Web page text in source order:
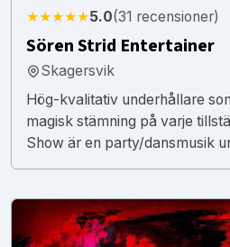
★★★★★5.0(31 recensioner)
Sören Strid Entertainer
Skagersvik
Hög-kvalitativ underhållare
magisk stämning på varje
Show är en party/dansmusik